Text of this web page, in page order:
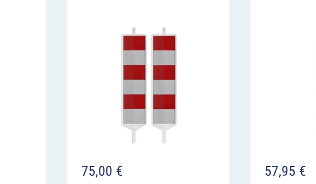
75,00 € 57,95 €